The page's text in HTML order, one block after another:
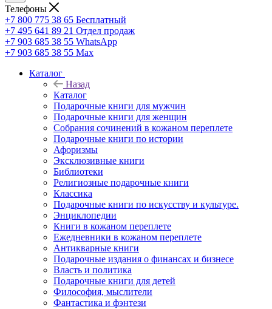
Телефоны
+7 800 775 38 65 Бесплатный
+7 495 641 89 21 Отдел продаж
+7 903 685 38 55 WhatsApp
+7 903 685 38 55 Max
Каталог
Назад
Каталог
Подарочные книги для мужчин
Подарочные книги для женщин
Собрания сочинений в кожаном переплете
Подарочные книги по истории
Афоризмы
Эксклюзивные книги
Библиотеки
Религиозные подарочные книги
Классика
Подарочные книги по искусству и культуре.
Энциклопедии
Книги в кожаном переплете
Ежедневники в кожаном переплете
Антикварные книги
Подарочные издания о финансах и бизнесе
Власть и политика
Подарочные книги для детей
Философия, мыслители
Фантастика и фэнтези